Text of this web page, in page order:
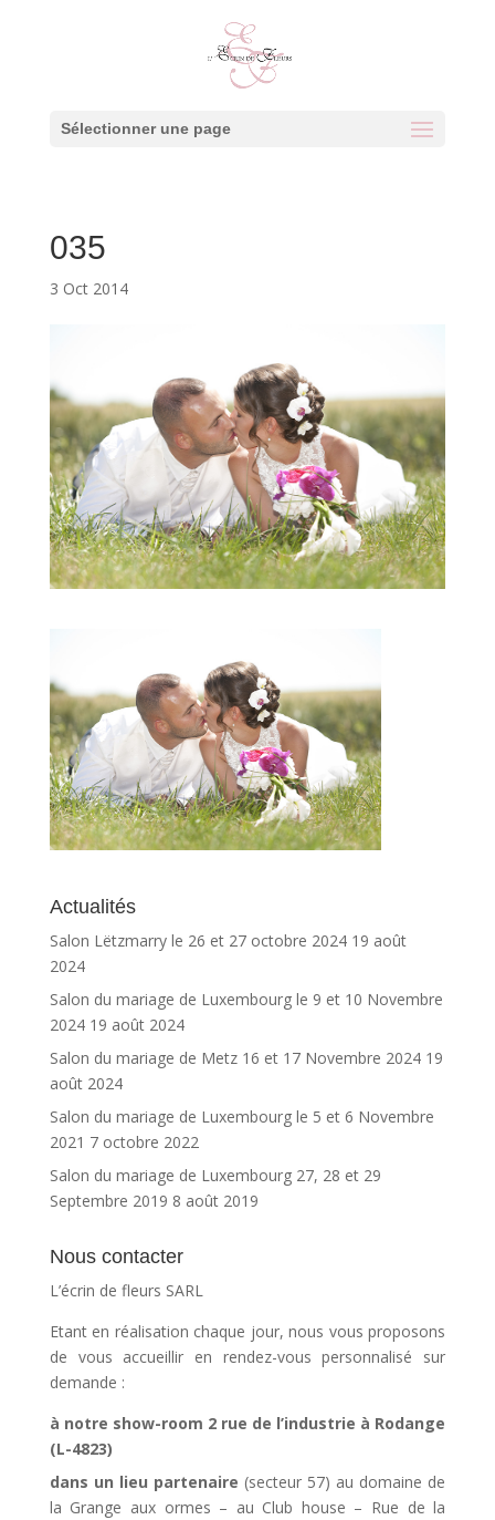
Sélectionner une page
035
3 Oct 2014
Actualités
Salon Lëtzmarry le 26 et 27 octobre 2024 19 août
2024
Salon du mariage de Luxembourg le 9 et 10 Novembre
2024 19 août 2024
Salon du mariage de Metz 16 et 17 Novembre 2024 19
août 2024
Salon du mariage de Luxembourg le 5 et 6 Novembre
2021 7 octobre 2022
Salon du mariage de Luxembourg 27, 28 et 29
Septembre 2019 8 août 2019
Nous contacter
L’écrin de fleurs SARL
Etant en réalisation chaque jour, nous vous proposons
de vous accueillir en rendez-vous personnalisé sur
demande :
à notre show-room 2 rue de l’industrie à Rodange
(L-4823)
dans un lieu partenaire (secteur 57) au domaine de
la Grange aux ormes – au Club house – Rue de la